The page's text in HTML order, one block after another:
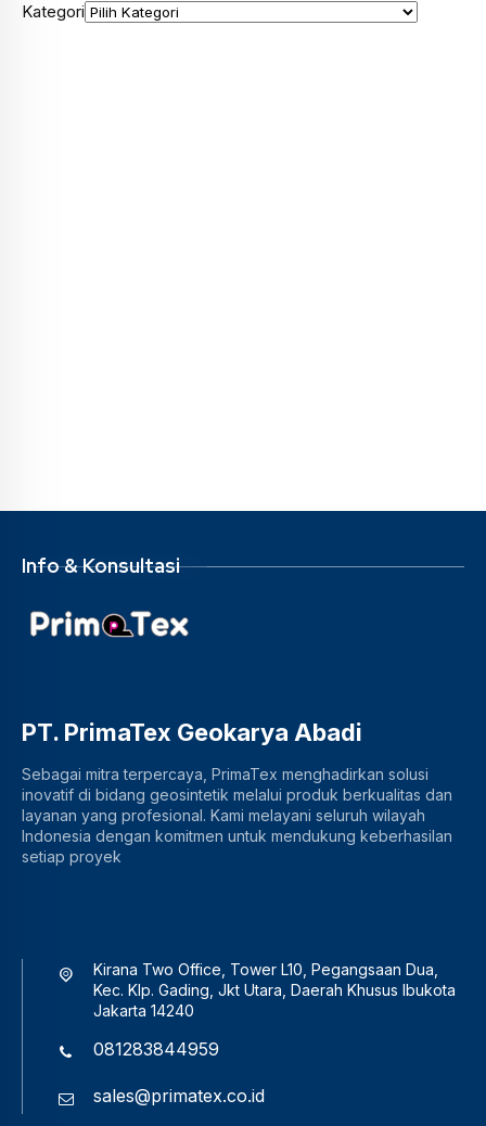
Kategori
Info & Konsultasi
PT. PrimaTex Geokarya Abadi
Sebagai mitra terpercaya, PrimaTex menghadirkan solusi
inovatif di bidang geosintetik melalui produk berkualitas dan
layanan yang profesional. Kami melayani seluruh wilayah
Indonesia dengan komitmen untuk mendukung keberhasilan
setiap proyek
Kirana Two Office, Tower L10, Pegangsaan Dua,
Kec. Klp. Gading, Jkt Utara, Daerah Khusus Ibukota
Jakarta 14240
081283844959
sales@primatex.co.id